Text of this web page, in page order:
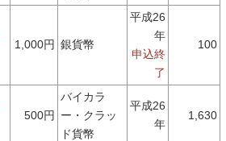
1,000円 銀貨幣
平成26
年
申込終
了
100
500円
バイカラ
ー・クラッ
ド貨幣
平成26
年
1,630